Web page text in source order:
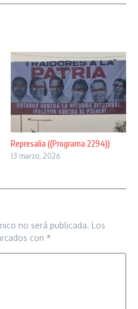
Represalia ((Programa 2294))
13 marzo, 2026
no será publicada. Los
con *